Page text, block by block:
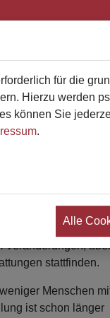
zum
Veränderungen,
stattfinden.
Menschen
ist schon länger
für die
Hierzu werden
können Sie
.
Alle